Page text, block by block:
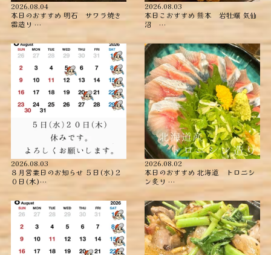
2026.08.04
本日のおすすめ ︎明石 サワラ焼き
霜造り …
2026.08.03
本日こおすすめ ︎熊本 岩牡蠣 ︎気仙
沼 …
2026.08.03
８月営業日のお知らせ ５日(水)２
０日(木)…
2026.08.02
本日のおすすめ ︎北海道 トロニシ
ン炙り …